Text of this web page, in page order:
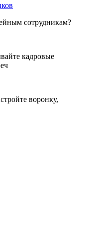
сотрудникам?
кадровые
воронку,